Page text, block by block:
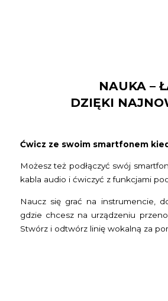
NAUKA –
DZIĘKI
Ćwicz ze swoim smartfonem
Możesz też podłączyć swój
kabla audio i ćwiczyć z funkcjami
Naucz się grać na instrumencie,
gdzie chcesz na urządzeniu
Stwórz i odtwórz linię wokalną za